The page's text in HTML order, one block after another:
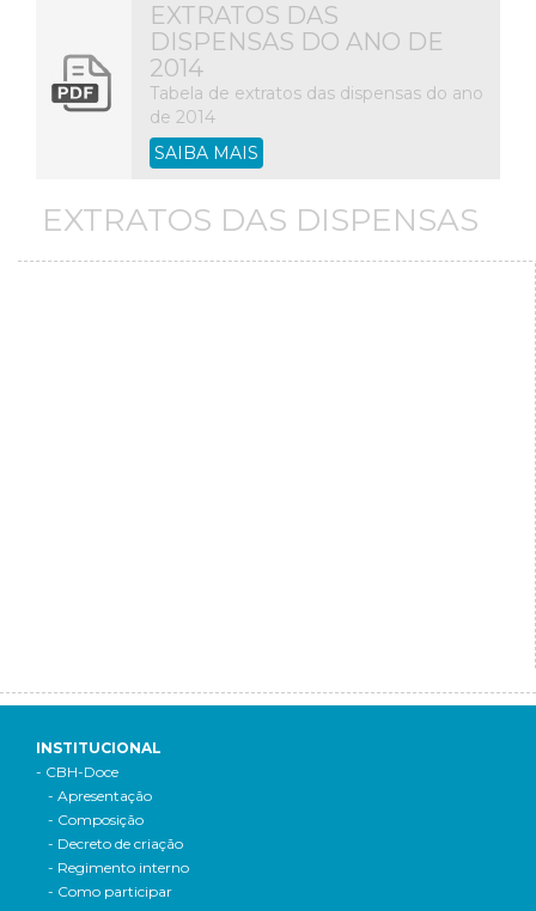
EXTRATOS DAS
DISPENSAS DO ANO DE
2014
Tabela de extratos das dispensas do ano
de 2014
SAIBA MAIS
EXTRATOS DAS DISPENSAS
INSTITUCIONAL
- CBH-Doce
- Apresentação
- Composição
- Decreto de criação
- Regimento interno
- Como participar